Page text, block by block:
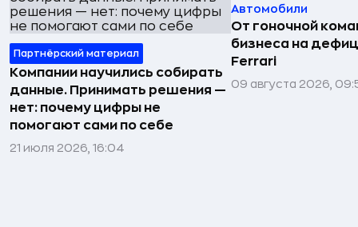
Партнёрский материал
Компании научились собирать
данные. Принимать решения —
нет: почему цифры не
помогают сами по себе
21 июля 2026, 16:04
Автомобили
От гоночной
бизнеса на
Ferrari
09 августа 2026,